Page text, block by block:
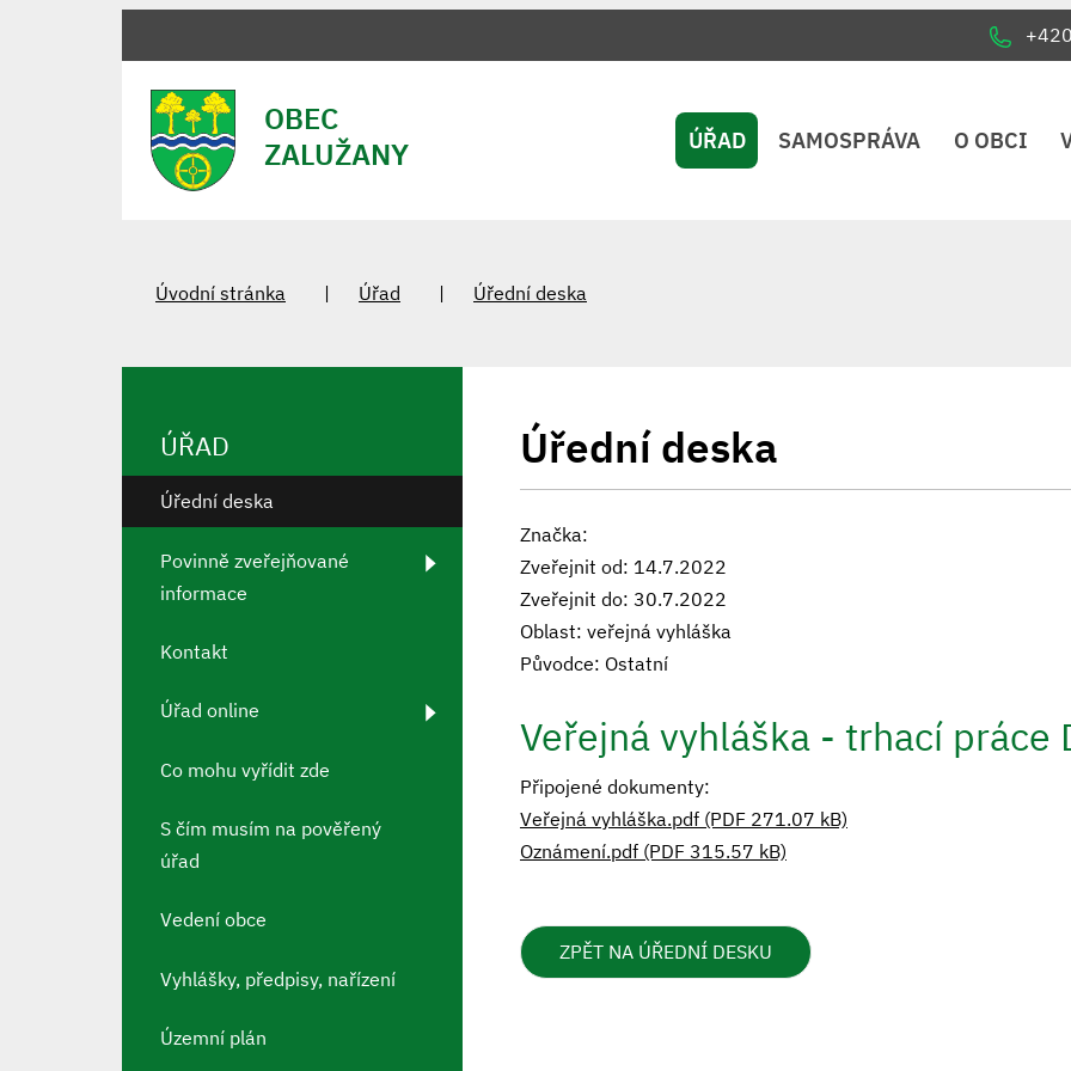
OBEC
ZALUŽANY
ÚŘAD SAMOSPRÁVA O OBCI
Úvodní stránka Úřad Úřední deska
Úřední deska
Značka:
Zveřejnit od: 14.7.2022
Zveřejnit do: 30.7.2022
Oblast: veřejná vyhláška
Původce: Ostatní
Veřejná vyhláška - trhací práce
Připojené dokumenty:
Veřejná vyhláška.pdf (PDF 271.07 kB)
Oznámení.pdf (PDF 315.57 kB)
ZPĚT NA ÚŘEDNÍ DESKU
ÚŘAD
Úřední deska
Povinně zveřejňované
informace
Kontakt
Úřad online
Co mohu vyřídit zde
S čím musím na pověřený
úřad
Vedení obce
Vyhlášky, předpisy, nařízení
Územní plán